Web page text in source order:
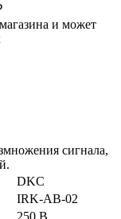
и может
сигнала,
DKC
IRK-AB-02
250 В